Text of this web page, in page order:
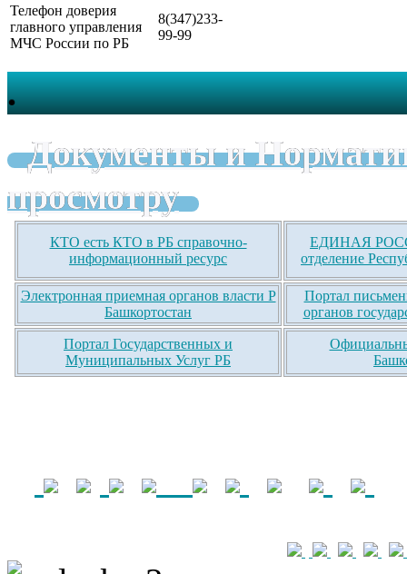
Телефон доверия
главного управления
МЧС России по РБ
8(347)233-
99-99
.
Документы и
просмотру
КТО есть КТО в РБ справочно-
информационный ресурс
ЕДИНАЯ
отделение
Электронная приемная органов власти Р
Башкортостан
Портал
органов
Портал Государственных и
Муниципальных Услуг РБ